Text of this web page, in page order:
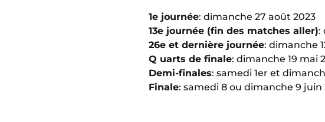
1e journée: dimanche 27 août 2023
13e journée (fin des matches aller):
26e et dernière journée: dimanche
Q uarts de finale: dimanche 19 mai
Demi-finales: samedi 1er et
Finale: samedi 8 ou dimanche 9 juin